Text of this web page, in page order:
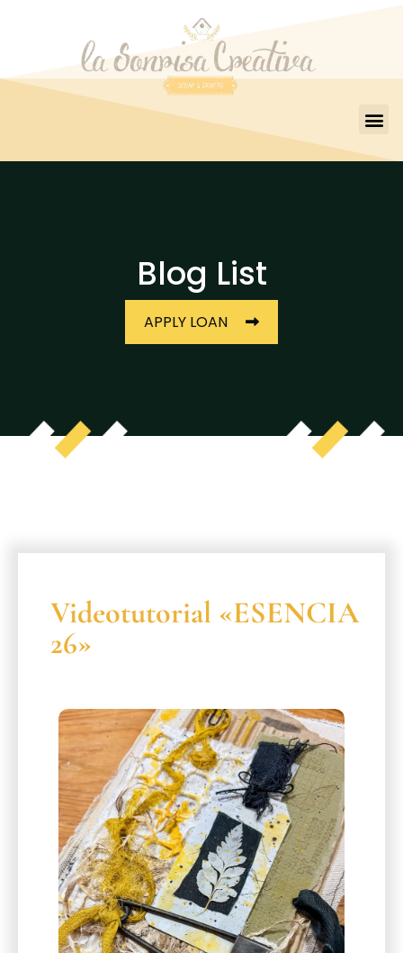
Blog List
APPLY LOAN
Videotutorial «ESENCIA
26»